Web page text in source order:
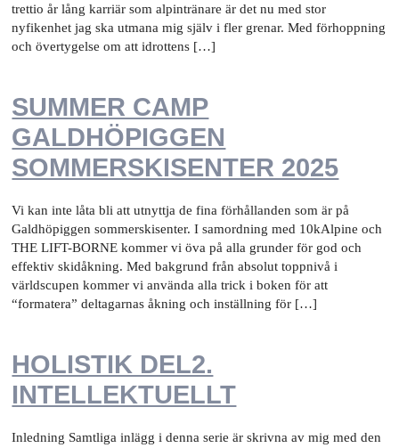
trettio år lång karriär som alpintränare är det nu med stor
nyfikenhet jag ska utmana mig själv i fler grenar. Med förhoppning
och övertygelse om att idrottens […]
SUMMER CAMP
GALDHÖPIGGEN
SOMMERSKISENTER 2025
Vi kan inte låta bli att utnyttja de fina förhållanden som är på
Galdhöpiggen sommerskisenter. I samordning med 10kAlpine och
THE LIFT-BORNE kommer vi öva på alla grunder för god och
effektiv skidåkning. Med bakgrund från absolut toppnivå i
världscupen kommer vi använda alla trick i boken för att
“formatera” deltagarnas åkning och inställning för […]
HOLISTIK DEL2.
INTELLEKTUELLT
Inledning Samtliga inlägg i denna serie är skrivna av mig med den